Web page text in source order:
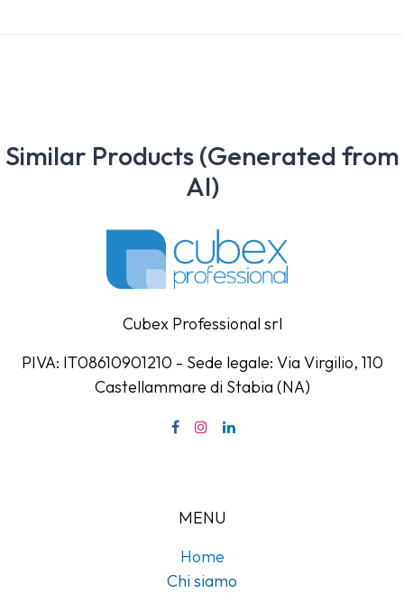
Similar Products (Generated from
AI)
Cubex Professional srl
PIVA: IT08610901210 - Sede legale: Via Virgilio, 110
Castellammare di Stabia (NA)
MENU
Home
Chi siamo